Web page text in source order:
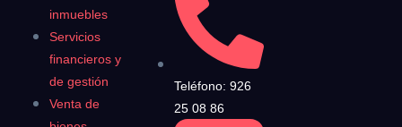
inmuebles
Servicios
financieros y
de gestión
Venta de
Teléfono: 926
25 08 86